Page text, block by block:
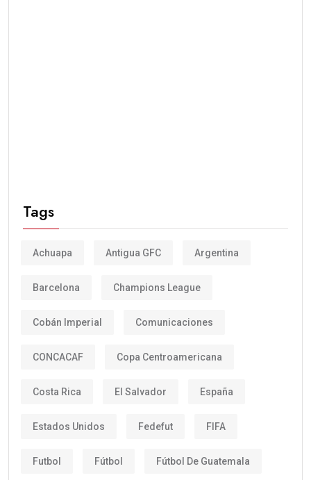
Tags
Achuapa Antigua GFC Argentina
Barcelona Champions League
Cobán Imperial Comunicaciones
CONCACAF Copa Centroamericana
Costa Rica El Salvador España
Estados Unidos Fedefut FIFA
Futbol Fútbol Fútbol De Guatemala